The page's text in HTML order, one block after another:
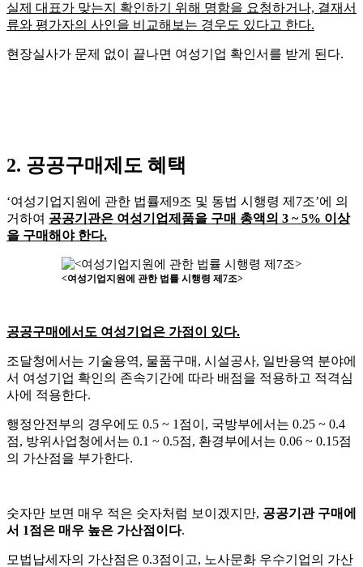
실제 대표가 맞는지 확인하기 위해 명함을 요청하거나, 결재서
류와 평가자의 사인을 비교해보는 경우도 있다고 한다.
현장실사가 문제 없이 끝나면 여성기업 확인서를 받게 된다.
2. 공공구매제도 혜택
‘여성기업지원에 관한 법률제9조 및 동법 시행령 제7조’에 의
거하여 공공기관은 여성기업제품을 구매 총액의 3 ~ 5% 이상
을 구매해야 한다.
<여성기업지원에 관한 법률 시행령 제7조>
공공구매에서도 여성기업은 가점이 있다.
조달청에서는 기술용역, 물품구매, 시설공사, 일반용역 분야에
서 여성기업 확인의 존속기간에 따라 배점을 적용하고 적격심
사에 적용한다.
행정안전부의 경우에도 0.5 ~ 1점이, 국방부에서는 0.25 ~ 0.4
점, 방위사업청에서는 0.1 ~ 0.5점, 환경부에서는 0.06 ~ 0.15점
의 가산점을 부가한다.
숫자만 보면 매우 적은 숫자처럼 보이겠지만, 공공기관 구매에
서 1점은 매우 높은 가산점이다.
모법납세자의 가산점은 0.3점이고, 노사문화 우수기업의 가산